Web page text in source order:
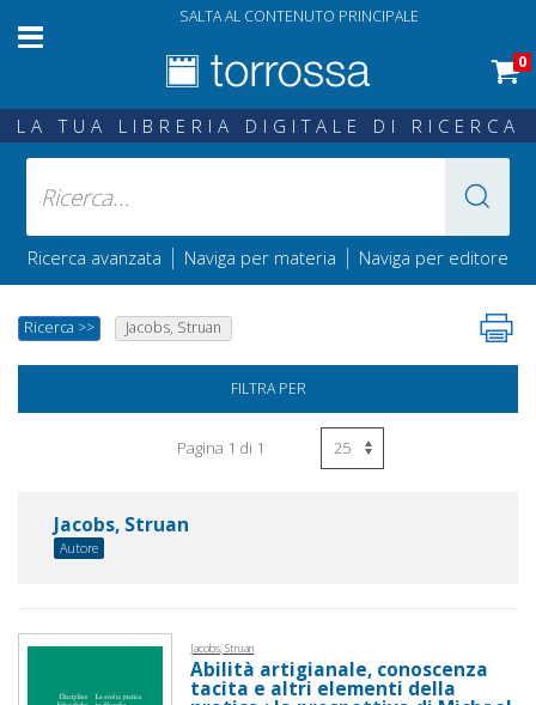
SALTA AL CONTENUTO PRINCIPALE
0
LA TUA LIBRERIA DIGITALE DI RICERCA
Ricerca avanzata | Naviga per materia | Naviga per editore
Ricerca >> Jacobs, Struan
FILTRA PER
Pagina 1 di 1
Jacobs, Struan
Autore
Jacobs, Struan
Abilità artigianale, conoscenza
tacita e altri elementi della